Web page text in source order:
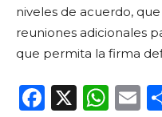
niveles de acuerdo,
reuniones adicionales
que permita la firma
F
X
W E